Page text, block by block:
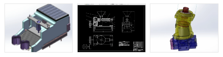
Proe三维图】
图】
图】